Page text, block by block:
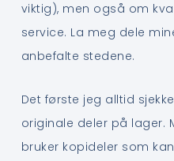
viktig), men også om
service. La meg dele
anbefalte stedene.
Det første jeg alltid
originale deler på lager.
bruker kopideler som